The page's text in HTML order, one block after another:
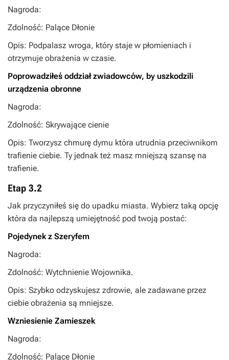
Nagroda:
Zdolność: Palące Dłonie
Opis: Podpalasz wroga, który staje w płomieniach i
otrzymuje obrażenia w czasie.
Poprowadziłeś oddział zwiadowców, by uszkodzili
urządzenia obronne
Nagroda:
Zdolność: Skrywające cienie
Opis: Tworzysz chmurę dymu która utrudnia przeciwnikom
trafienie ciebie. Ty jednak też masz mniejszą szansę na
trafienie.
Etap 3.2
Jak przyczyniłeś się do upadku miasta. Wybierz taką opcję
która da najlepszą umiejętność pod twoją postać:
Pojedynek z Szeryfem
Nagroda:
Zdolność: Wytchnienie Wojownika.
Opis: Szybko odzyskujesz zdrowie, ale zadawane przez
ciebie obrażenia są mniejsze.
Wzniesienie Zamieszek
Nagroda:
Zdolność: Palące Dłonie